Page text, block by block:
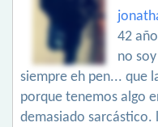
42
no
siempre eh pen... que
porque tenemos algo
demasiado sarcástico.